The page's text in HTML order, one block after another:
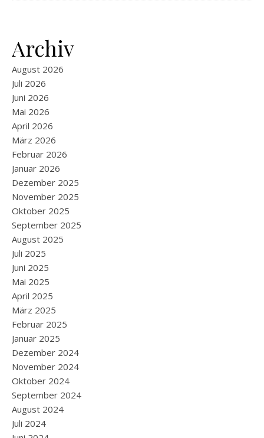
Archiv
August 2026
Juli 2026
Juni 2026
Mai 2026
April 2026
März 2026
Februar 2026
Januar 2026
Dezember 2025
November 2025
Oktober 2025
September 2025
August 2025
Juli 2025
Juni 2025
Mai 2025
April 2025
März 2025
Februar 2025
Januar 2025
Dezember 2024
November 2024
Oktober 2024
September 2024
August 2024
Juli 2024